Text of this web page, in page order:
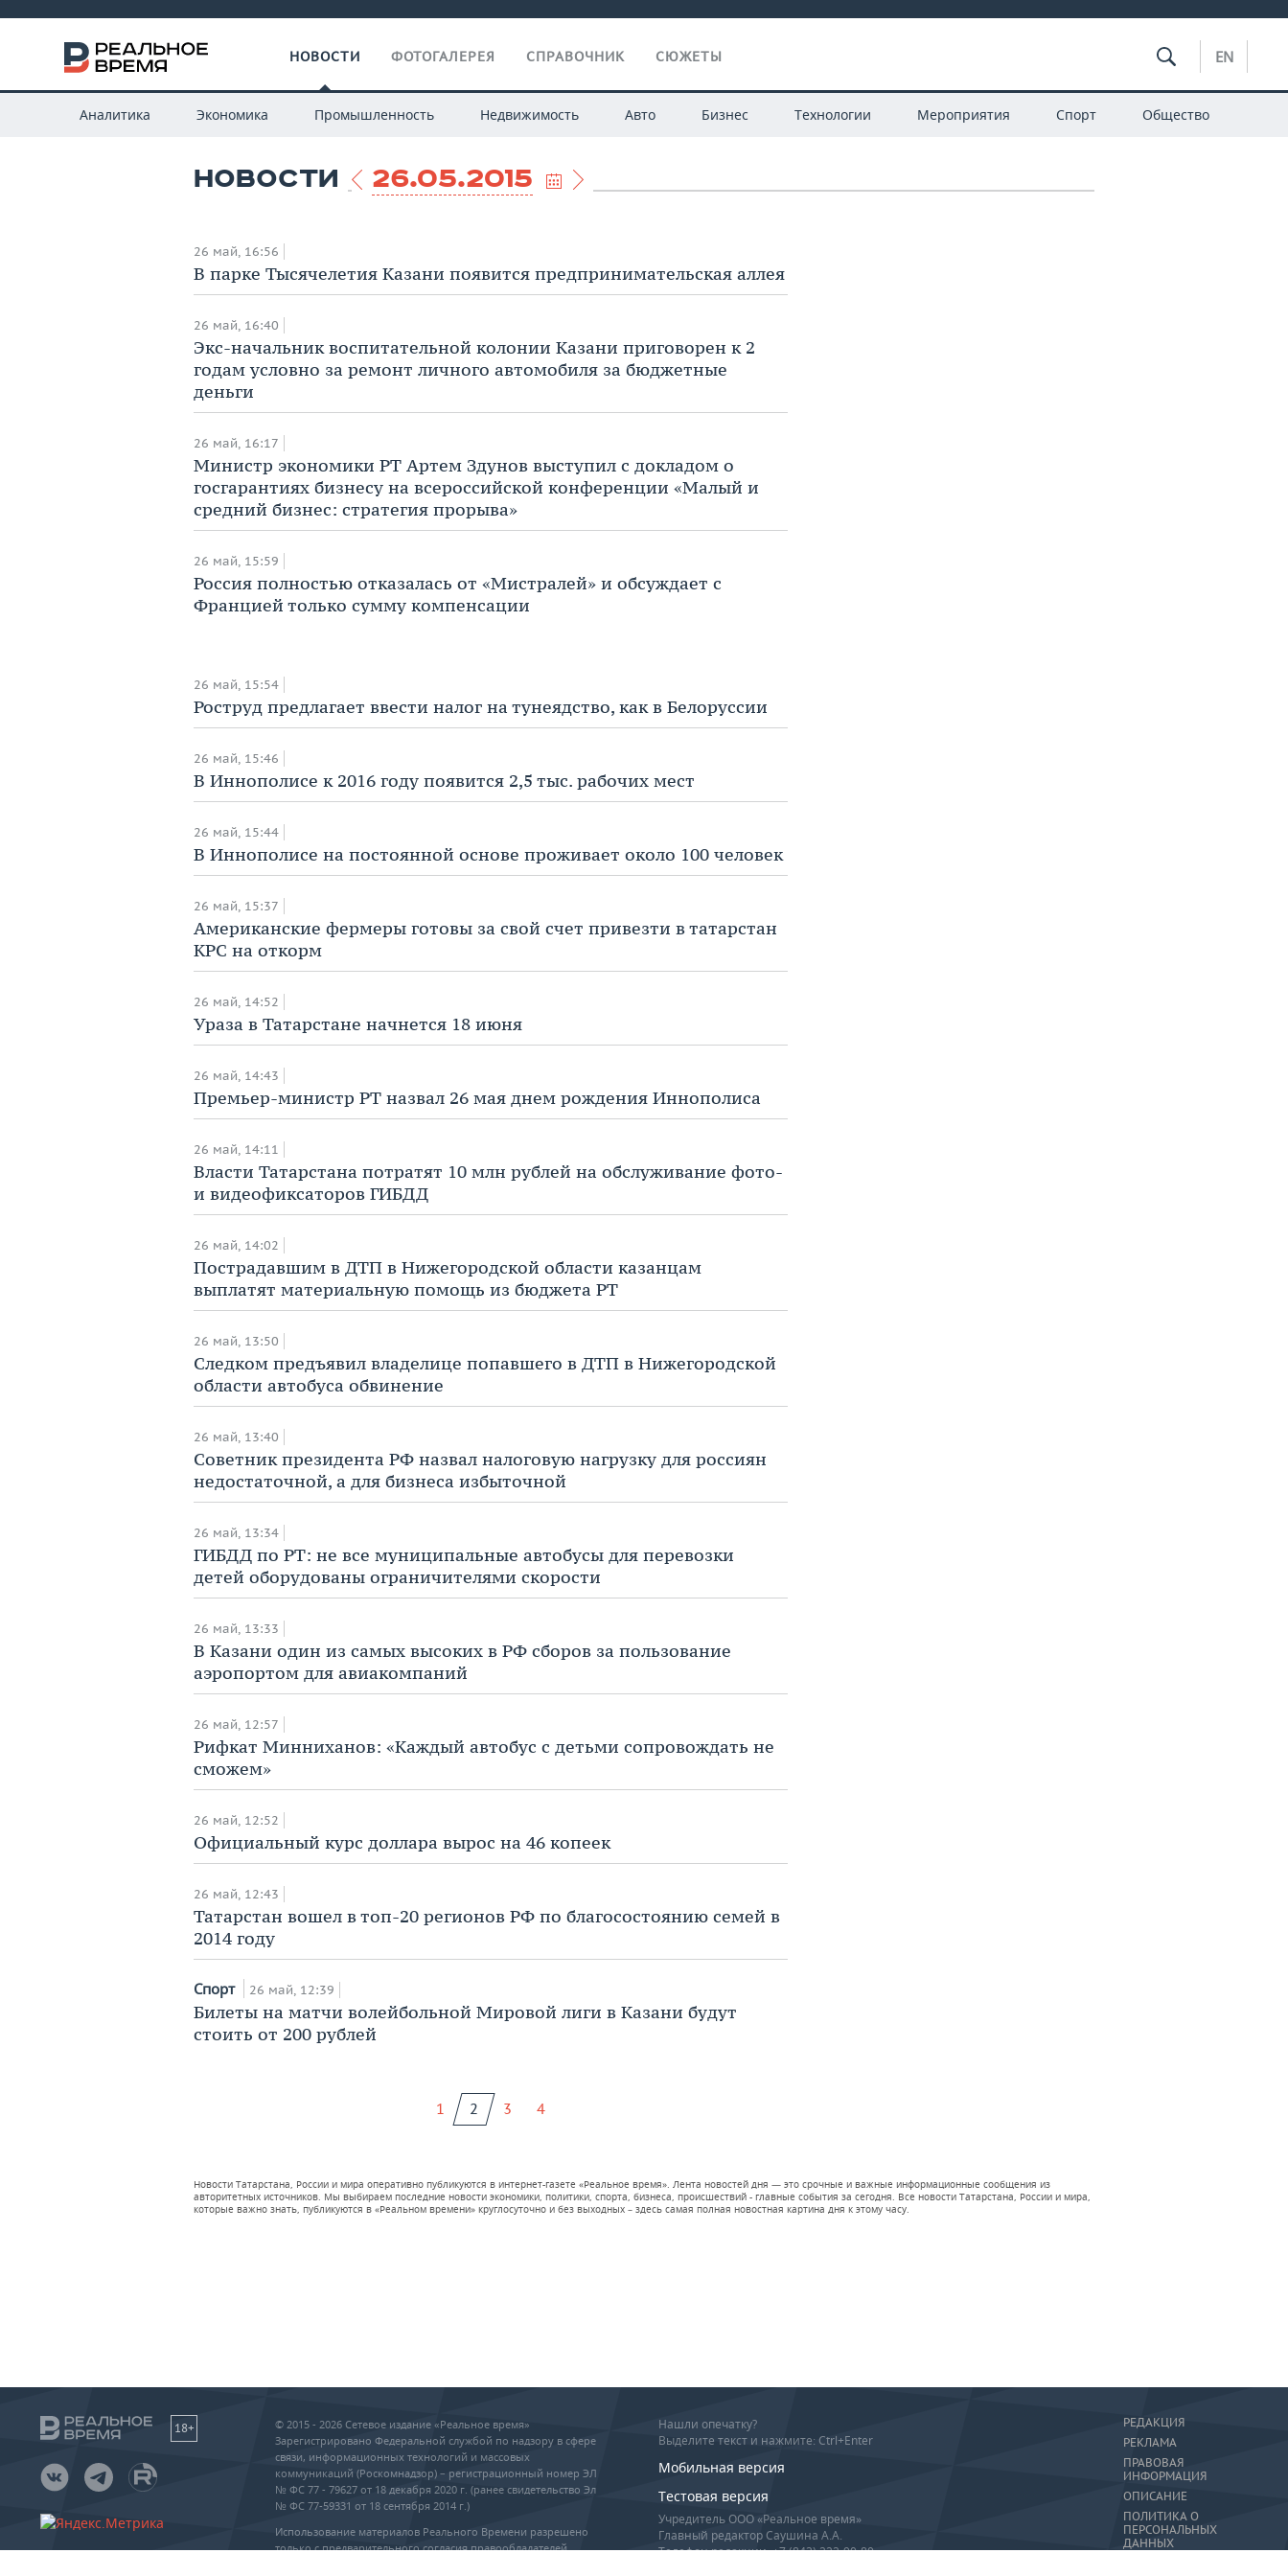
НОВОСТИ ФОТОГАЛЕРЕЯ СПРАВОЧНИК СЮЖЕТЫ EN
Аналитика Экономика Промышленность Недвижимость Авто Бизнес Технологии Мероприятия Спорт Общество
НОВОСТИ 26.05.2015
26 май, 16:56
В парке Тысячелетия Казани появится предпринимательская аллея
26 май, 16:40
Экс-начальник воспитательной колонии Казани приговорен к 2
годам условно за ремонт личного автомобиля за бюджетные
деньги
26 май, 16:17
Министр экономики РТ Артем Здунов выступил с докладом о
госгарантиях бизнесу на всероссийской конференции «Малый и
средний бизнес: стратегия прорыва»
26 май, 15:59
​Россия полностью отказалась от «Мистралей» и обсуждает с
Францией только сумму компенсации
26 май, 15:54
Роструд предлагает ввести налог на тунеядство, как в Белоруссии
26 май, 15:46
​В Иннополисе к 2016 году появится 2,5 тыс. рабочих мест
26 май, 15:44
В Иннополисе на постоянной основе проживает около 100 человек
26 май, 15:37
Американские фермеры готовы за свой счет привезти в татарстан
КРС на откорм
26 май, 14:52
Ураза в Татарстане начнется 18 июня
26 май, 14:43
Премьер-министр РТ назвал 26 мая днем рождения Иннополиса
26 май, 14:11
Власти Татарстана потратят 10 млн рублей на обслуживание фото-
и видеофиксаторов ГИБДД
26 май, 14:02
Пострадавшим в ДТП в Нижегородской области казанцам
выплатят материальную помощь из бюджета РТ
26 май, 13:50
​Следком предъявил владелице попавшего в ДТП в Нижегородской
области автобуса обвинение
26 май, 13:40
​Советник президента РФ назвал налоговую нагрузку для россиян
недостаточной, а для бизнеса избыточной
26 май, 13:34
ГИБДД по РТ: не все муниципальные автобусы для перевозки
детей оборудованы ограничителями скорости
26 май, 13:33
В Казани один из самых высоких в РФ сборов за пользование
аэропортом для авиакомпаний
26 май, 12:57
Рифкат Минниханов: «Каждый автобус с детьми сопровождать не
сможем»
26 май, 12:52
​Официальный курс доллара вырос на 46 копеек
26 май, 12:43
Татарстан вошел в топ-20 регионов РФ по благосостоянию семей в
2014 году
Спорт 26 май, 12:39
​Билеты на матчи волейбольной Мировой лиги в Казани будут
стоить от 200 рублей
1 2 3 4
Новости Татарстана, России и мира оперативно публикуются в интернет-газете «Реальное время». Лента новостей дня — это срочные и важные информационные сообщения из
авторитетных источников. Мы выбираем последние новости экономики, политики, спорта, бизнеса, происшествий - главные события за сегодня. Все новости Татарстана, России и мира,
которые важно знать, публикуются в «Реальном времени» круглосуточно и без выходных – здесь самая полная новостная картина дня к этому часу.
18+
© 2015 - 2026 Сетевое издание «Реальное время»
Зарегистрировано Федеральной службой по надзору в сфере
связи, информационных технологий и массовых
коммуникаций (Роскомнадзор) – регистрационный номер ЭЛ
№ ФС 77 - 79627 от 18 декабря 2020 г. (ранее свидетельство Эл
№ ФС 77-59331 от 18 сентября 2014 г.)
Использование материалов Реального Времени разрешено
только с предварительного согласия правообладателей,
Нашли опечатку?
Выделите текст и нажмите: Ctrl+Enter
Мобильная версия
Тестовая версия
Учредитель ООО «Реальное время»
Главный редактор Саушина А.А.
Телефон редакции: +7 (843) 222-90-80
РЕДАКЦИЯ
РЕКЛАМА
ПРАВОВАЯ
ИНФОРМАЦИЯ
ОПИСАНИЕ
ПОЛИТИКА О
ПЕРСОНАЛЬНЫХ
ДАННЫХ